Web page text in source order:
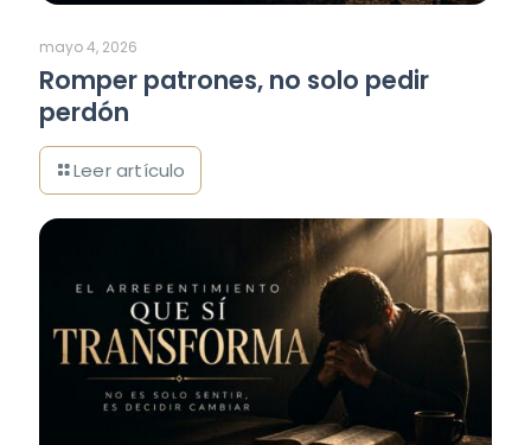
mayo 4, 2026
Romper patrones, no solo pedir
perdón